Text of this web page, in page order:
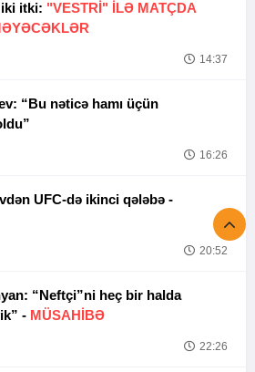
itki: "VESTRİ" İLƏ MATÇDA
14:37
“Bu nəticə hamı üçün
16:26
Tofiq Musayevdən UFC-də ikinci qələbə -
20:52
“Neftçi”ni heç bir halda
- MÜSAHİBƏ
22:26